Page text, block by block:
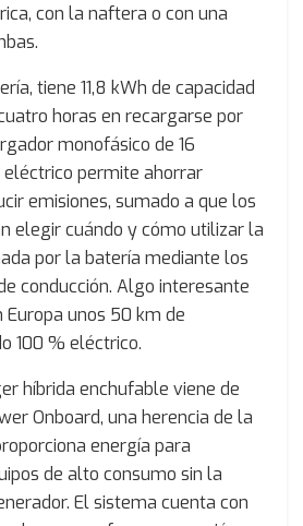
con la naftera o con una
tiene 11,8 kWh de capacidad
horas en recargarse por
monofásico de 16
permite ahorrar
emisiones, sumado a que los
elegir cuándo y cómo utilizar la
por la batería mediante los
conducción. Algo interesante
unos 50 km de
100 % eléctrico.
híbrida enchufable viene de
Onboard, una herencia de la
energía para
de alto consumo sin la
El sistema cuenta con